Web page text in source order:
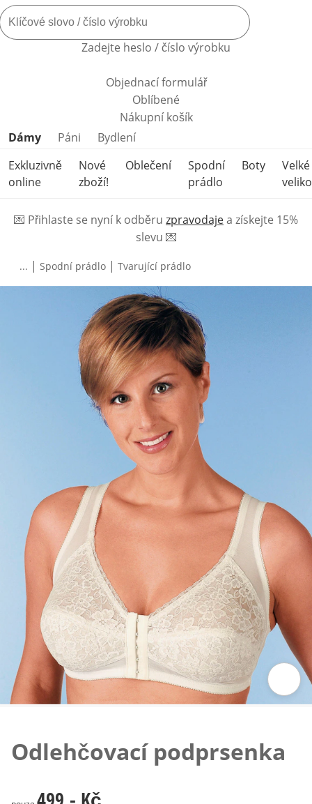
Zadejte heslo / číslo výrobku
Objednací formulář
Oblíbené
Nákupní košík
Přeskočit kategorie produktů
Dámy Páni
Bydlení
Exkluzivně
online
Nové
zboží!
Oblečení
Spodní
prádlo
Boty
Velké
💌 Přihlaste se nyní k odběru zpravodajea získejte 15%
slevu 💌
... | Spodní prádlo | Tvarující prádlo
Odlehčovací podprsenka
499,- Kč